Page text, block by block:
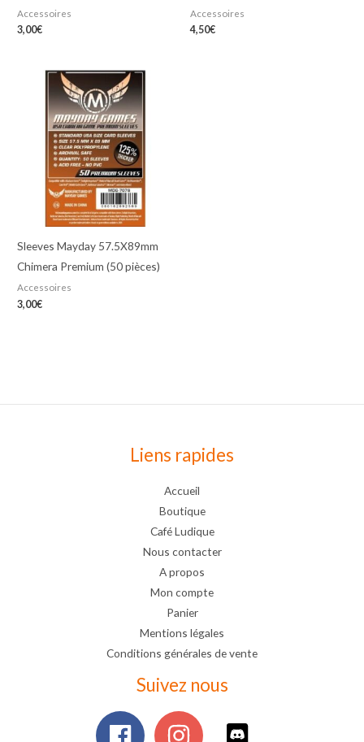
Accessoires
3,00€
Accessoires
4,50€
Sleeves Mayday 57.5X89mm
Chimera Premium (50 pièces)
Accessoires
3,00€
Liens rapides
Accueil
Boutique
Café Ludique
Nous contacter
A propos
Mon compte
Panier
Mentions légales
Conditions générales de vente
Suivez nous